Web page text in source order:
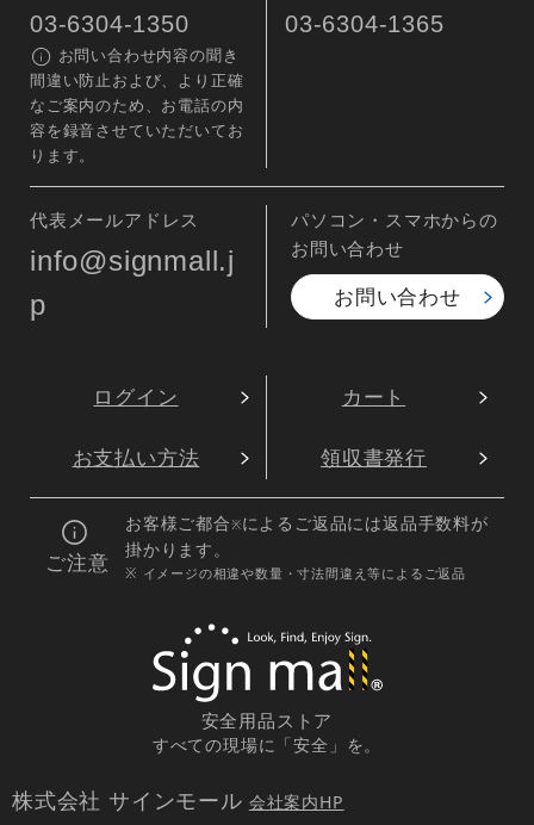
03-6304-1350
お問い合わせ内容の聞き
間違い防止および、より正確
なご案内のため、お電話の内
容を録音させていただいてお
ります。
03-6304-1365
代表メールアドレス
info@signmall.j
p
パソコン・スマホからの
お問い合わせ
お問い合わせ
ログイン カート
お支払い方法 領収書発行
ご注意
お客様ご都合※によるご返品には返品手数料が
掛かります。
※ イメージの相違や数量・寸法間違え等によるご返品
安全用品ストア
すべての現場に「安全」を。
株式会社 サインモール 会社案内HP